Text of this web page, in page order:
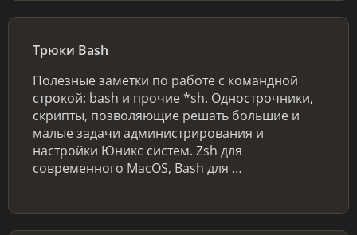
Трюки Bash
Полезные заметки по работе с командной
строкой: bash и прочие *sh. Однострочники,
скрипты, позволяющие решать большие и
малые задачи администрирования и
настройки Юникс систем. Zsh для
современного MacOS, Bash для …